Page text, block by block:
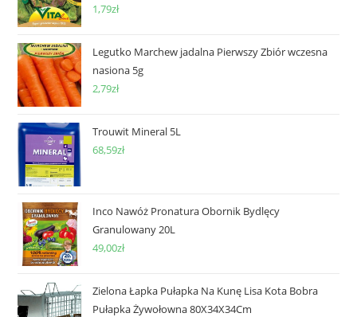
1,79zł
Legutko Marchew jadalna Pierwszy Zbiór wczesna
nasiona 5g
2,79zł
Trouwit Mineral 5L
68,59zł
Inco Nawóż Pronatura Obornik Bydlęcy
Granulowany 20L
49,00zł
Zielona Łapka Pułapka Na Kunę Lisa Kota Bobra
Pułapka Żywołowna 80X34X34Cm